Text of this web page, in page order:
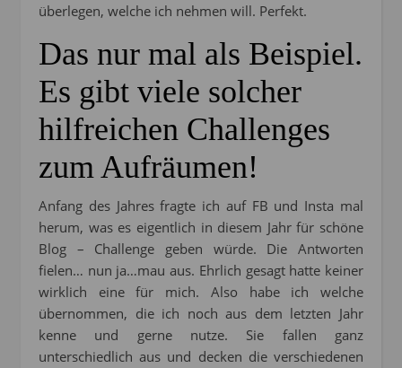
überlegen, welche ich nehmen will. Perfekt.
Das nur mal als Beispiel.
Es gibt viele solcher
hilfreichen Challenges
zum Aufräumen!
Anfang des Jahres fragte ich auf FB und Insta mal
herum, was es eigentlich in diesem Jahr für schöne
Blog – Challenge geben würde. Die Antworten
fielen… nun ja…mau aus. Ehrlich gesagt hatte keiner
wirklich eine für mich. Also habe ich welche
übernommen, die ich noch aus dem letzten Jahr
kenne und gerne nutze. Sie fallen ganz
unterschiedlich aus und decken die verschiedenen